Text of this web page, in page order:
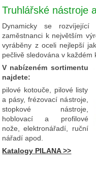
Truhlářské nástroje
Dynamicky se
zaměstnanci k největším
vyráběny z oceli nejlepší
pečlivě sledována v každém
V nabízeném sortimentu
najdete:
pilové kotouče, pilové listy
a pásy, frézovací nástroje,
stopkové nástroje,
hoblovací a profilové
nože, elektronářadí, ruční
nářadí apod.
Katalogy PILANA >>